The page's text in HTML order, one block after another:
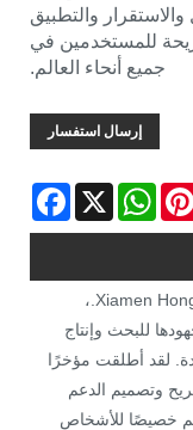
والاستقرار والتطبيق
للمستخدمين في
جميع أنحاء العالم.
إرسال استفسار
X
WhatsApp
شركة Xiamen Hongyu Intelligent Technology Co., Ltd.،
للبحث وإنتاج
لقد أطلقت مؤخرًا
وتصميم الدعم
خصيصًا للأشخاص